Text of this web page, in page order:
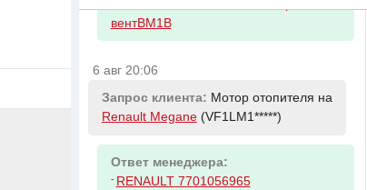
вентBM1B
6 авг 20:06
Запрос клиента: Мотор отопителя на
Renault Megane(VF1LM1*****)
Ответ менеджера:
- RENAULT 7701056965